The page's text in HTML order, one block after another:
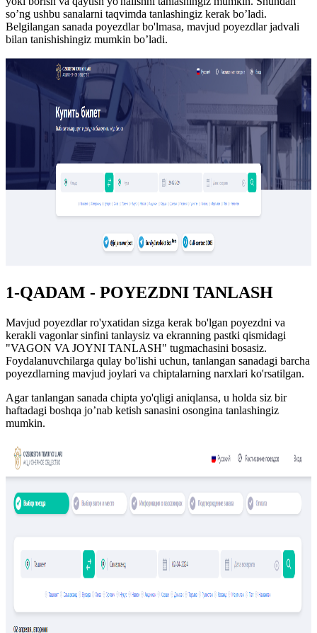
so’ng ushbu sanalarni taqvimda tanlashingiz kerak bo’ladi.
Belgilangan sanada poyezdlar bo'lmasa, mavjud poyezdlar jadvali
bilan tanishishingiz mumkin bo’ladi.
1-QADAM - POYEZDNI TANLASH
Mavjud poyezdlar ro'yxatidan sizga kerak bo'lgan poyezdni va
kerakli vagonlar sinfini tanlaysiz va ekranning pastki qismidagi
"VAGON VA JOYNI TANLASH" tugmachasini bosasiz.
Foydalanuvchilarga qulay bo'lishi uchun, tanlangan sanadagi barcha
poyezdlarning mavjud joylari va chiptalarning narxlari ko'rsatilgan.
Agar tanlangan sanada chipta yo'qligi aniqlansa, u holda siz bir
haftadagi boshqa jo’nab ketish sanasini osongina tanlashingiz
mumkin.